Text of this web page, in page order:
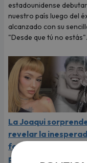
estadounidense
nuestro país luego del
alcanzado con su
"Desde que tú no estás".
La Joaqui
revelar la
forma en que Luck Ra
puso fin a su romance